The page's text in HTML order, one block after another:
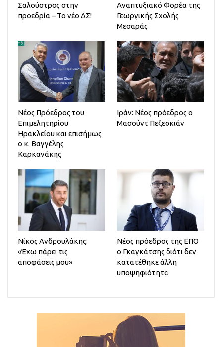
Σαλούστρος στην
προεδρία – Το νέο ΔΣ!
Αναπτυξιακό Φορέα της
Γεωργικής Σχολής
Μεσαράς
Νέος Πρόεδρος του
Επιμελητηρίου
Ηρακλείου και επισήμως
ο κ. Βαγγέλης
Καρκανάκης
Ιράν: Νέος πρόεδρος ο
Μασούντ Πεζεσκιάν
Νίκος Ανδρουλάκης:
«Έχω πάρει τις
αποφάσεις μου»
Νέος πρόεδρος της ΕΠΟ
ο Γκαγκάτσης διότι δεν
κατατέθηκε άλλη
υποψηφιότητα